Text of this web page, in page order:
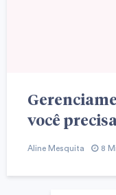
você
Aline Mesquita 8